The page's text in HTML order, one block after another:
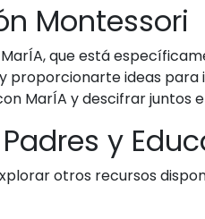
Montessori
que está
ideas
MarÍA y descifrar juntos
y
otros recursos